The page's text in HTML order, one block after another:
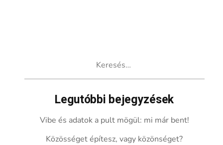
Legutóbbi bejegyzések
Vibe és adatok a pult mögül: mi már bent!
Közösséget építesz, vagy közönséget?